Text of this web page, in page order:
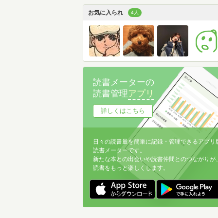
お気に入られ 4人
読書メーターの
読書管理アプリ
詳しくはこちら
日々の読書量を簡単に記録・管理できるアプリ
読書メーターです。
新たな本との出会いや読書仲間とのつながりが
読書をもっと楽しくします。